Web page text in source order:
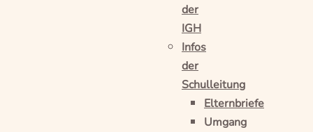
der
IGH
Infos
der
Schulleitung
Elternbriefe
Umgang